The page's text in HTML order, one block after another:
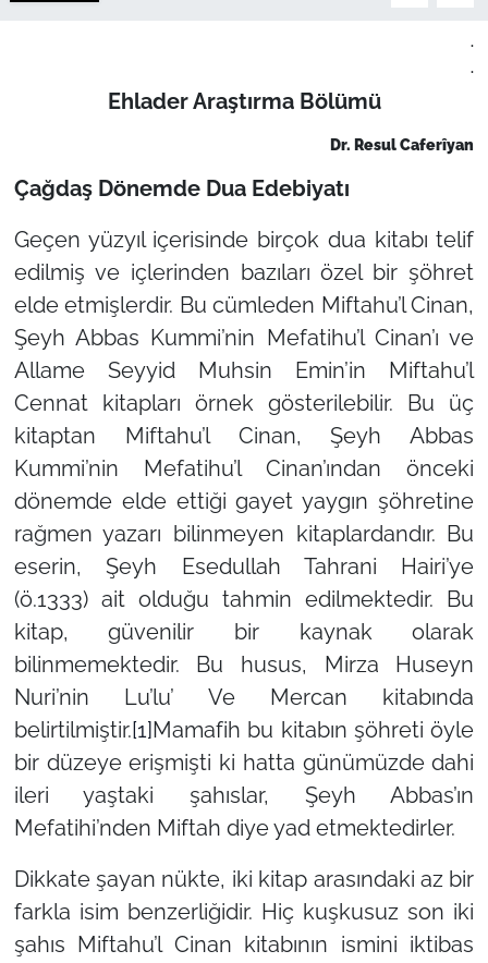
.
.
Ehlader Araştırma Bölümü
Dr. Resul Caferîyan
Çağdaş Dönemde Dua Edebiyatı
Geçen yüzyıl içerisinde birçok dua kitabı telif
edilmiş ve içlerinden bazıları özel bir şöhret
elde etmişlerdir. Bu cümleden Miftahu’l Cinan,
Şeyh Abbas Kummi’nin Mefatihu’l Cinan’ı ve
Allame Seyyid Muhsin Emin’in Miftahu’l
Cennat kitapları örnek gösterilebilir. Bu üç
kitaptan Miftahu’l Cinan, Şeyh Abbas
Kummi’nin Mefatihu’l Cinan’ından önceki
dönemde elde ettiği gayet yaygın şöhretine
rağmen yazarı bilinmeyen kitaplardandır. Bu
eserin, Şeyh Esedullah Tahrani Hairi’ye
(ö.1333) ait olduğu tahmin edilmektedir. Bu
kitap, güvenilir bir kaynak olarak
bilinmemektedir. Bu husus, Mirza Huseyn
Nuri’nin Lu’lu’ Ve Mercan kitabında
belirtilmiştir.[1]Mamafih bu kitabın şöhreti öyle
bir düzeye erişmişti ki hatta günümüzde dahi
ileri yaştaki şahıslar, Şeyh Abbas’ın
Mefatihi’nden Miftah diye yad etmektedirler.
Dikkate şayan nükte, iki kitap arasındaki az bir
farkla isim benzerliğidir. Hiç kuşkusuz son iki
şahıs Miftahu’l Cinan kitabının ismini iktibas